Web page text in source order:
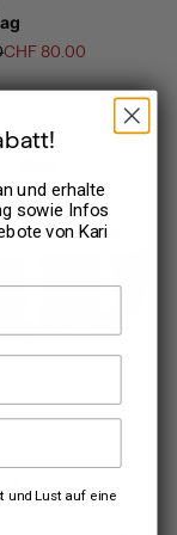
Angebot
CHF 80.00
und erhalte
sowie Infos
von Kari
und Lust auf eine